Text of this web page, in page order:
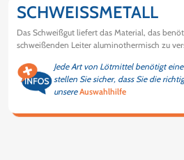
SCHWEISSMETALL
Das Schweißgut liefert das Material, das
schweißenden Leiter aluminothermisch zu
Jede Art von Lötmittel benötigt
stellen Sie sicher, dass Sie die
unsereAuswahlhilfe